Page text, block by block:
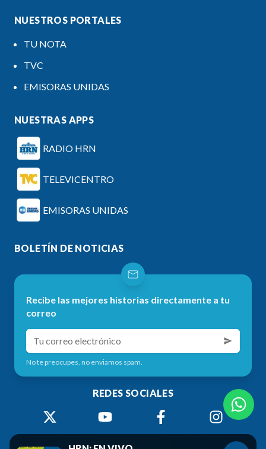
NUESTROS PORTALES
TU NOTA
TVC
EMISORAS UNIDAS
NUESTRAS APPS
RADIO HRN
TELEVICENTRO
EMISORAS UNIDAS
BOLETÍN DE NOTICIAS
Recibe las mejores historias directamente a tu
correo
No te preocupes, no enviamos spam.
REDES SOCIALES